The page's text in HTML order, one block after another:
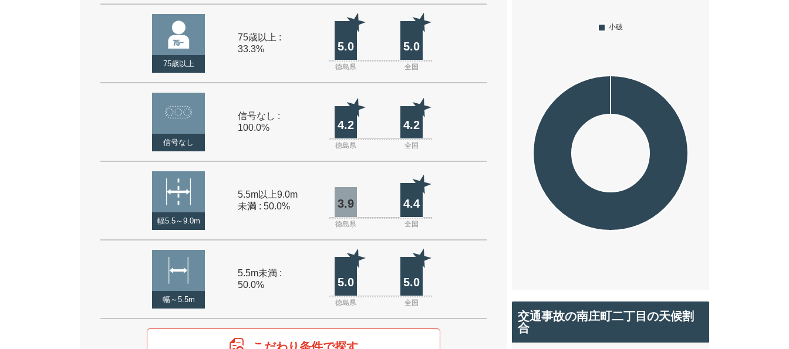
75歳以上
75歳以上 :
33.3%
5.0 5.0
徳島県 全国
信号なし
信号なし :
100.0%
4.2 4.2
徳島県 全国
幅5.5～9.0m
5.5m以上9.0m
未満 : 50.0%
3.9 4.4
徳島県 全国
幅～5.5m
5.5m未満 :
50.0%
5.0 5.0
徳島県 全国
交通事故の南庄町二丁目の天候割
合